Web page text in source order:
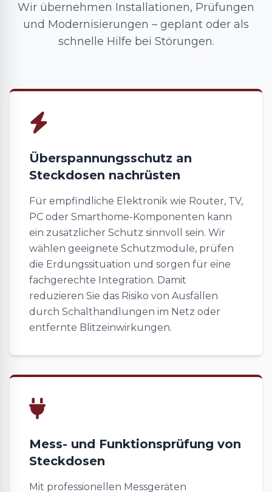
Wir übernehmen Installationen, Prüfungen
und Modernisierungen – geplant oder als
schnelle Hilfe bei Störungen.
Überspannungsschutz an
Steckdosen nachrüsten
Für empfindliche Elektronik wie Router, TV,
PC oder Smarthome-Komponenten kann
ein zusätzlicher Schutz sinnvoll sein. Wir
wählen geeignete Schutzmodule, prüfen
die Erdungssituation und sorgen für eine
fachgerechte Integration. Damit
reduzieren Sie das Risiko von Ausfällen
durch Schalthandlungen im Netz oder
entfernte Blitzeinwirkungen.
Mess- und Funktionsprüfung von
Steckdosen
Mit professionellen Messgeräten